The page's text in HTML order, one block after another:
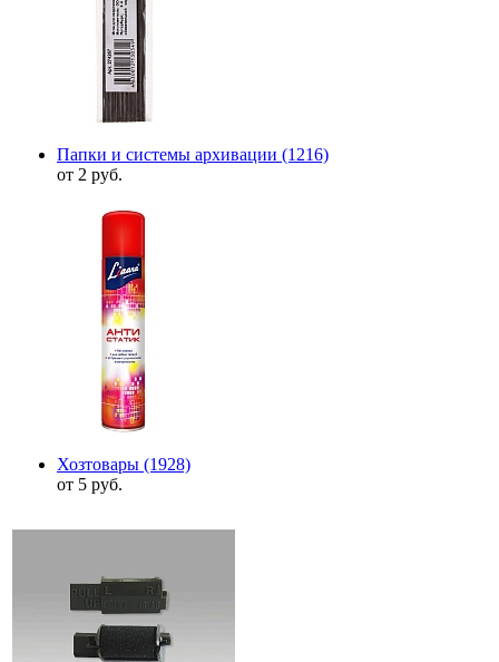
Папки и системы архивации (1216)
от 2 руб.
Хозтовары (1928)
от 5 руб.